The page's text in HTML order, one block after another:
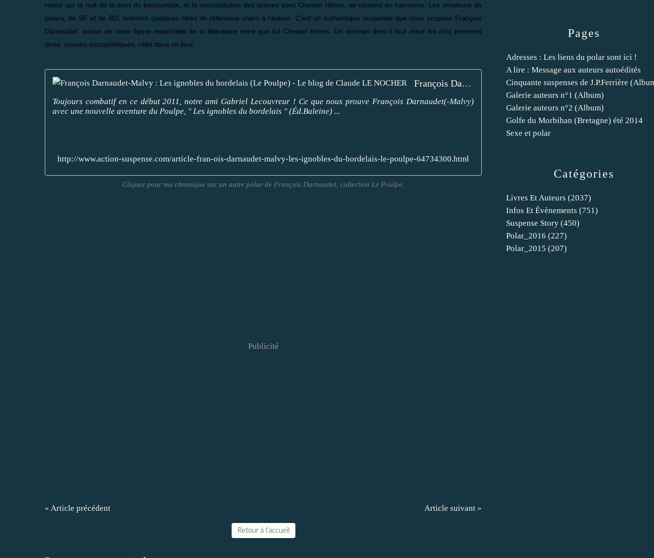
retour sur la nuit de la mort du bouquiniste, et la reconstitution des scènes avec Chester Himes, se côtoient en harmonie. Les amateurs de
polars, de SF et de BD, noteront quelques titres de référence chers à l'auteur. C'est un authentique suspense que nous propose François
Darnaudet, autour de cette figure essentielle de la littérature noire que fut Chester Himes. Un écrivain dont il faut relire les cinq premiers
titres, romans sociopolitiques, cités dans ce livre.
François Darnaudet-Malvy : Les ignobles du bordelais (Le Poulpe) - Le blog de Claude LE NOCHER
Toujours combatif en ce début 2011, notre ami Gabriel Lecouvreur ! Ce que nous prouve François Darnaudet(-Malvy)
avec une nouvelle aventure du Poulpe, " Les ignobles du bordelais " (Éd.Baleine) ...
http://www.action-suspense.com/article-fran-ois-darnaudet-malvy-les-ignobles-du-bordelais-le-poulpe-64734300.html
Cliquez pour ma chronique sur un autre polar de François Darnaudet, collection Le Poulpe.
Publicité
« Article précédent Article suivant »
Retour à l'accueil
Catégories
Livres Et Auteurs (2037)
Infos Et Évènements (751)
Suspense Story (450)
Polar_2016 (227)
Polar_2015 (207)
Pages
Adresses : Les liens du polar sont ici !
A lire : Message aux auteurs autoédités
Cinquante suspenses de J.P.Ferrière
Galerie auteurs n°1 (Album)
Galerie auteurs n°2 (Album)
Golfe du Morbihan (Bretagne) été 2014
Sexe et polar